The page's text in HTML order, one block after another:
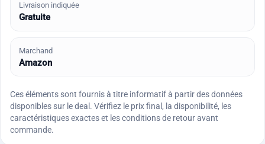
Livraison indiquée
Gratuite
Marchand
Amazon
Ces éléments sont fournis à titre informatif à partir des données
disponibles sur le deal. Vérifiez le prix final, la disponibilité, les
caractéristiques exactes et les conditions de retour avant
commande.